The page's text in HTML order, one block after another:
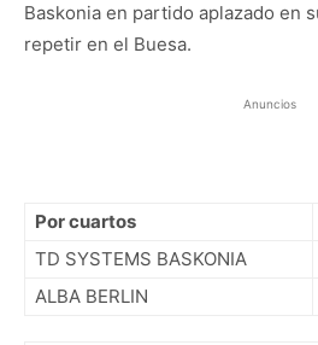
Baskonia en partido aplazado en
repetir en el Buesa.
Anuncios
Por cuartos
TD SYSTEMS BASKONIA
ALBA BERLIN